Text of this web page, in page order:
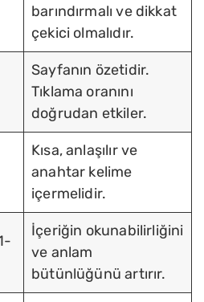
barındırmalı ve dikkat
çekici olmalıdır.
Sayfanın özetidir.
Tıklama oranını
doğrudan etkiler.
Kısa, anlaşılır ve
anahtar kelime
içermelidir.
İçeriğin okunabilirliğini
ve anlam
bütünlüğünü artırır.